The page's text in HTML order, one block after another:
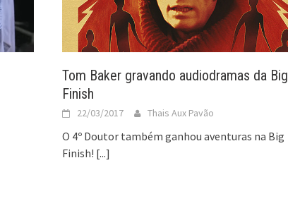
Tom Baker gravando audiodramas da Big
Finish
22/03/2017 Thais Aux Pavão
O 4º Doutor também ganhou aventuras na Big
Finish! [...]